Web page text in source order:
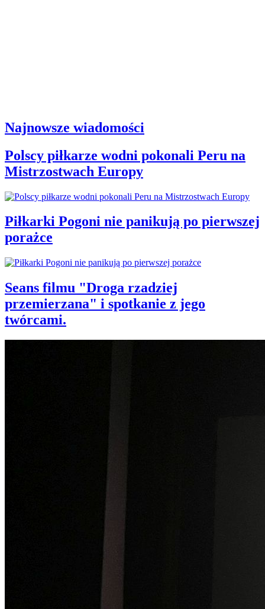
Najnowsze wiadomości
Polscy piłkarze wodni pokonali Peru na
Mistrzostwach Europy
Piłkarki Pogoni nie panikują po pierwszej
porażce
Seans filmu "Droga rzadziej
przemierzana" i spotkanie z jego
twórcami.